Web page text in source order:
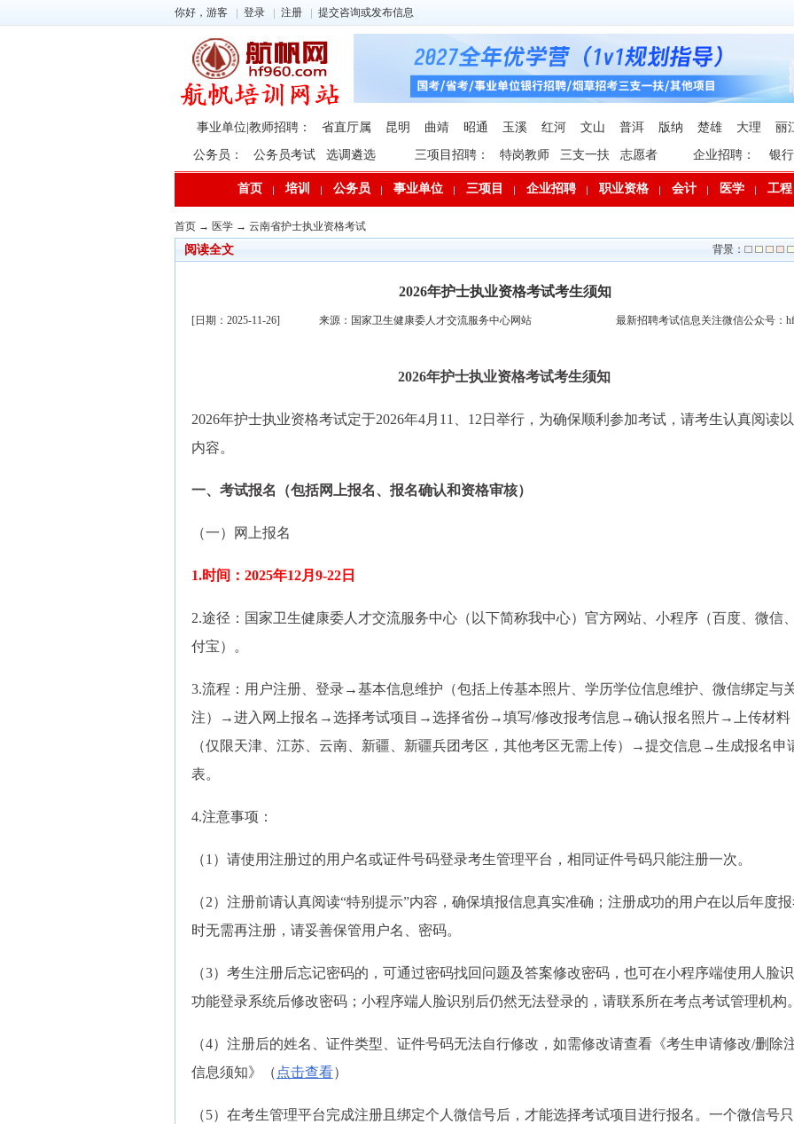
你好，游客 登录 注册 提交咨询或发布信息
事业单位|教师招聘： 省直厅属 昆明 曲靖 昭通 玉溪 红河 文山 普洱 版纳 楚雄 大理 丽
公务员： 公务员考试 选调遴选 三项目招聘： 特岗教师 三支一扶 志愿者 企业招聘： 银行
首页 培训 公务员 事业单位 三项目 企业招聘 职业资格 会计 医学 工程
首页 → 医学 → 云南省护士执业资格考试
背景：
阅读全文
2026年护士执业资格考试考生须知
[日期：2025-11-26] 来源：国家卫生健康委人才交流服务中心网站 最新招聘考试信息关注微信公众号：
2026年护士执业资格考试考生须知
2026年护士执业资格考试定于2026年4月11、12日举行，为确保顺利参加考试，请考生认真阅读
内容。
一、考试报名（包括网上报名、报名确认和资格审核）
（一）网上报名
1.时间：2025年12月9-22日
2.途径：国家卫生健康委人才交流服务中心（以下简称我中心）官方网站、小程序（百度、微信
付宝）。
3.流程：用户注册、登录→基本信息维护（包括上传基本照片、学历学位信息维护、微信绑定与
注）→进入网上报名→选择考试项目→选择省份→填写/修改报考信息→确认报名照片→上传材料
（仅限天津、江苏、云南、新疆、新疆兵团考区，其他考区无需上传）→提交信息→生成报名申
表。
4.注意事项：
（1）请使用注册过的用户名或证件号码登录考生管理平台，相同证件号码只能注册一次。
（2）注册前请认真阅读“特别提示”内容，确保填报信息真实准确；注册成功的用户在以后年度
时无需再注册，请妥善保管用户名、密码。
（3）考生注册后忘记密码的，可通过密码找回问题及答案修改密码，也可在小程序端使用人脸
功能登录系统后修改密码；小程序端人脸识别后仍然无法登录的，请联系所在考点考试管理机构
（4）注册后的姓名、证件类型、证件号码无法自行修改，如需修改请查看《考生申请修改/删除
信息须知》（ 点击查看）
（5）在考生管理平台完成注册且绑定个人微信号后，才能选择考试项目进行报名。一个微信号